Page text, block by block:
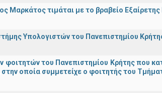
Μαρκάτος τιμάται με το βραβείο
Υπολογιστών του Πανεπιστημίου
φοιτητών του Πανεπιστημίου Κρήτης που
στην οποία συμμετείχε ο φοιτητής του